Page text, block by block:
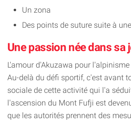
Un zona
Des points de suture suite à
Une passion née dans sa
L'amour d'Akuzawa pour l'alpinisme
Au-delà du défi sportif, c'est avant
sociale de cette activité qui l'a
l'ascension du Mont Fufji est
que les autorités prennent des